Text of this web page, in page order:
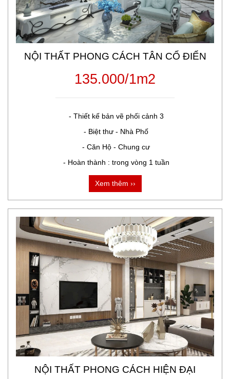
NỘI THẤT PHONG CÁCH TÂN CỔ ĐIỂN
135.000/1m2
- Hoàn thành : trong vòng 1 tuần
Xem thêm ››
NỘI THẤT PHONG CÁCH HIỆN ĐẠI